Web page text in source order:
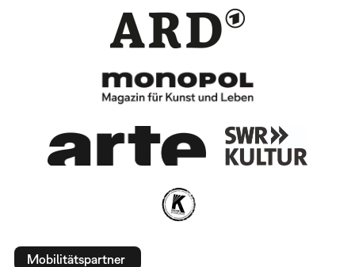
Mobilitätspartner